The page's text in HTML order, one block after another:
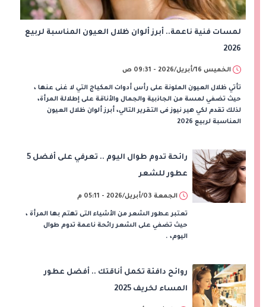
لمسات فنية ناعمة.. أبرز ألوان ظلال العيون المناسبة لربيع
2026
الخميس 16/أبريل/2026 - 09:31 ص
تأتي ظلال العيون الملونة على رأس أدوات المكياج التي لا غنى عنها ،
حيث تضفي لمسة من الجاذبية والجمال والأناقة على إطلالة المرأة،
لذلك تقدم لكي هير نيوز فى التقرير التالي، أبرز ألوان ظلال العيون
المناسبة لربيع 2026
رائحة تدوم طوال اليوم .. تعرفي على أفضل 5
عطور للشعر
الجمعة 03/أبريل/2026 - 05:11 م
تعتبر عطور الشعر من الأشياء التى تهتم بها المرأة ،
حيث تضفي على الشعر رائحة ناعمة تدوم طوال
اليوم، .
روائح دافئة تكمل أناقتك .. أفضل عطور
المساء لخريف 2025